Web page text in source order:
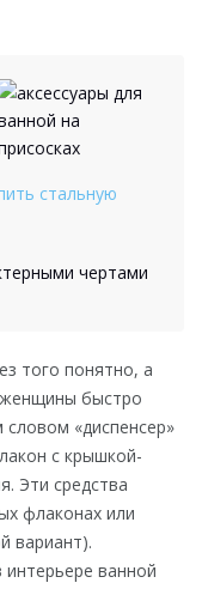
стальную
чертами
того понятно, а
быстро
«диспенсер»
с крышкой-
Эти средства
флаконах или
вариант).
ванной